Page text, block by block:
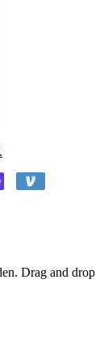
Drag and drop